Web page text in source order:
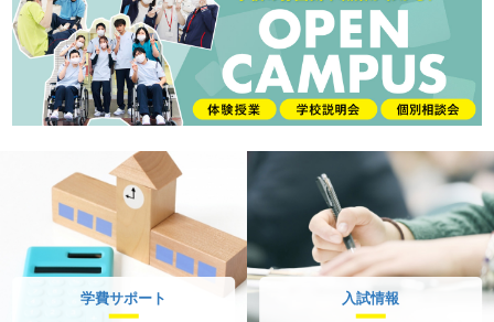
学費サポート 入試情報